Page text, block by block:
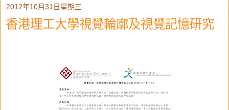
2012年10月31日星期三
香港理工大學視覺輪廓及視覺記憶研究